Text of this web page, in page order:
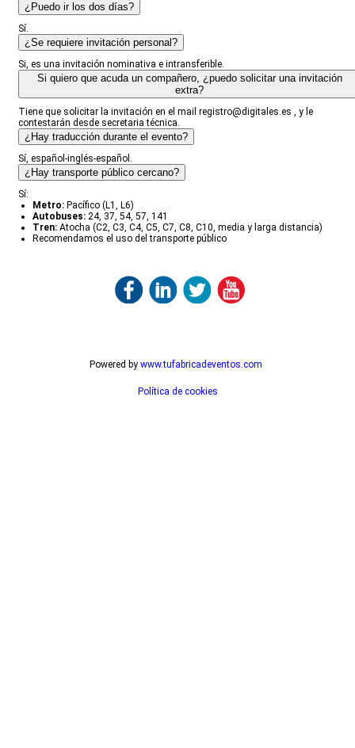
¿Puedo ir los dos días?
Sí.
¿Se requiere invitación personal?
Si, es una invitación nominativa e intransferible.
Si quiero que acuda un compañero, ¿puedo solicitar una invitación
extra?
Tiene que solicitar la invitación en el mail registro@digitales.es , y le
contestarán desde secretaria técnica.
¿Hay traducción durante el evento?
Sí, español-inglés-español.
¿Hay transporte público cercano?
Sí:
Metro: Pacífico (L1, L6)
Autobuses: 24, 37, 54, 57, 141
Tren: Atocha (C2, C3, C4, C5, C7, C8, C10, media y larga distancia)
Recomendamos el uso del transporte público
Powered by www.tufabricadeventos.com
Política de cookies